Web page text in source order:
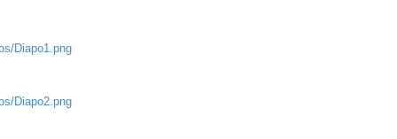
Diapo1.png
Diapo2.png